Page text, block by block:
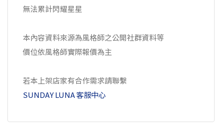
無法累計閃耀星星
本內容資料來源為風格師之公開社群資料等
價位依風格師實際報價為主
若本上架店家有合作需求請聯繫
SUNDAY LUNA 客服中心